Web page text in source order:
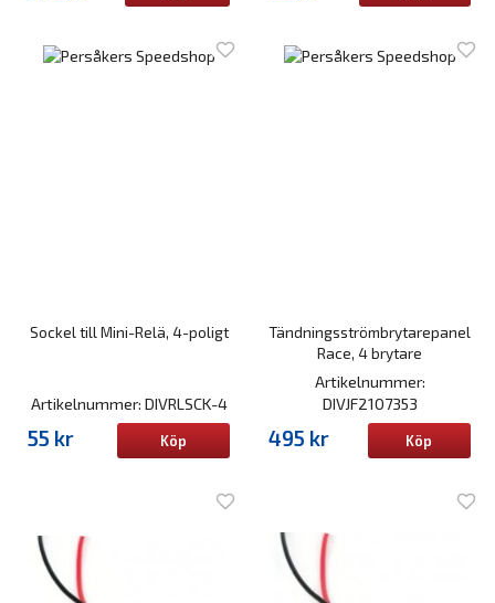
Sockel till Mini-Relä, 4-poligt
Artikelnummer: DIVRLSCK-4
55 kr Köp
Tändningsströmbrytarepanel
Race, 4 brytare
Artikelnummer:
DIVJF2107353
495 kr Köp